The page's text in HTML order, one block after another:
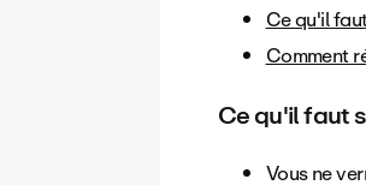
Ce qu'il
Comment
Ce qu'il faut
Vous ne